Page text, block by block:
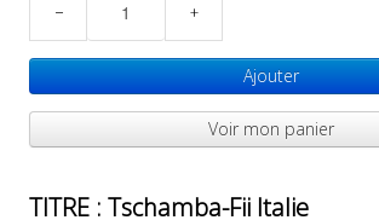
− +
Ajouter
Voir mon panier
TITRE : Tschamba-Fii Italie